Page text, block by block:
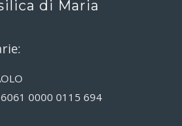
di Maria
0000 0115 694